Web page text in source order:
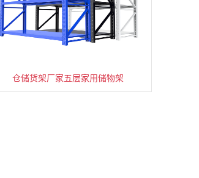
仓储货架厂家五层家用储物架